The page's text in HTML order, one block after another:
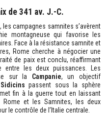
de 341 av. J.-C.
campagnes samnites s’avèrent
montagneuse qui favorise les
Face à la résistance samnite et
Rome cherche à négocier une
de paix est conclu, réaffirmant
entre les deux puissances. Les
sur la Campanie, un objectif
Sidicins passent sous la sphère
fin à la guerre tout en laissant
et les Samnites, les deux
le contrôle de l’Italie centrale.